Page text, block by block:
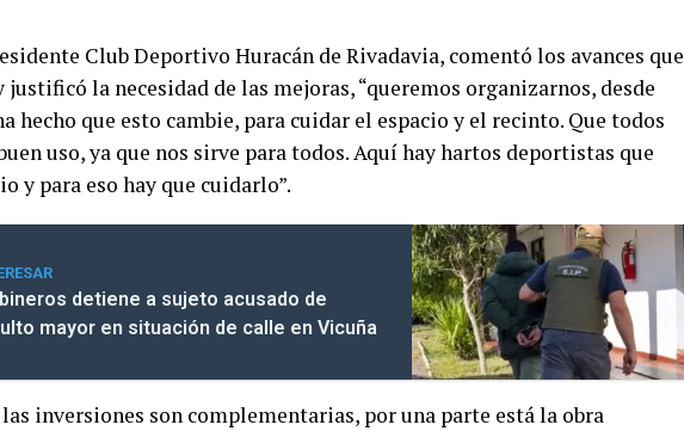
Club Deportivo Huracán de Rivadavia, comentó los avances que
justificó la necesidad de las mejoras, “queremos organizarnos, desde
hecho que esto cambie, para cuidar el espacio y el recinto. Que todos
uso, ya que nos sirve para todos. Aquí hay hartos deportistas que
y para eso hay que cuidarlo”.
detiene a sujeto acusado de
mayor en situación de calle en Vicuña
inversiones son complementarias, por una parte está la obra